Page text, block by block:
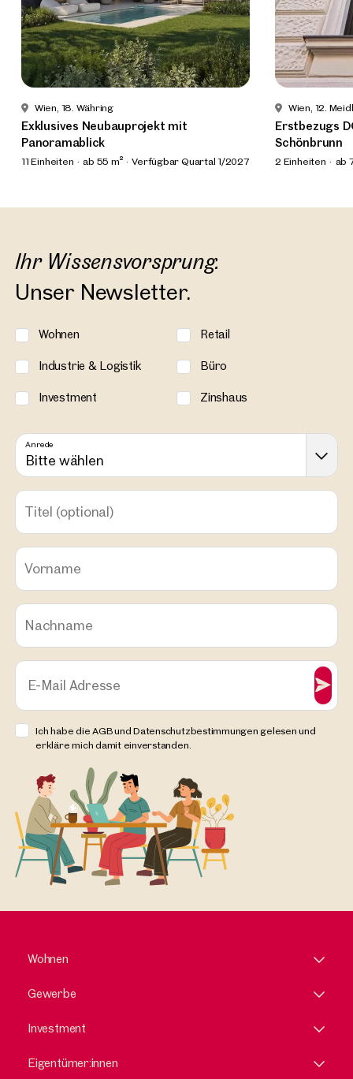
Wien, 18. Währing
Exklusives Neubauprojekt mit
Panoramablick
11 Einheiten ab 55 m² Verfügbar Quartal 1/2027
Wien, 12.
Erstbezugs
Schönbrunn
2 Einheiten ab
Ihr Wissensvorsprung.
Unser Newsletter.
Wohnen Retail
Industrie & Logistik Büro
Investment Zinshaus
Anrede
Bitte wählen
Titel (optional)
Vorname
Nachname
E-Mail Adresse
Ich habe die AGB und Datenschutzbestimmungen gelesen und
erkläre mich damit einverstanden.
Wohnen
Gewerbe
Investment
Eigentümer:innen